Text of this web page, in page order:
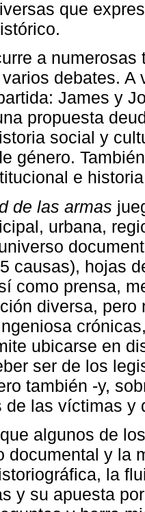
que
a
debates.
James y
propuesta
social y
género.
e
de las armas
urbana,
causas), hojas
como prensa,
diversa,
ubicarse en
ser de los
también -y,
de las víctimas y
algunos de
documental y la
la
y su apuesta